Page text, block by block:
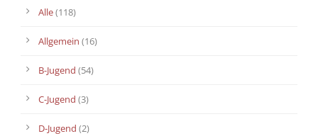
Alle(118)
Allgemein (16)
B-Jugend (54)
C-Jugend (3)
D-Jugend (2)